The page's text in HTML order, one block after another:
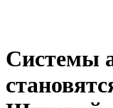
Системы